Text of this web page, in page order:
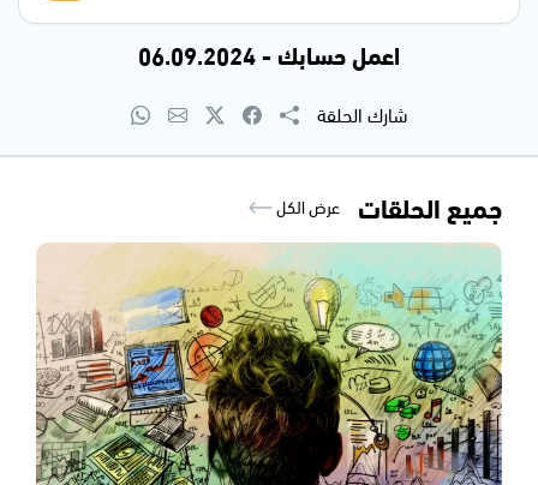
اعمل حسابك - 06.09.2024
شارك الحلقة
جميع الحلقات عرض الكل